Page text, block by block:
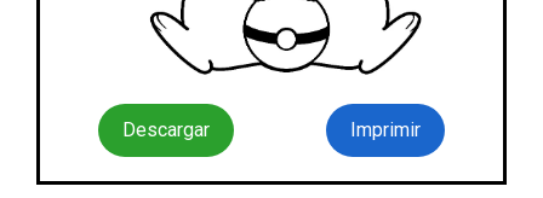
Descargar Imprimir